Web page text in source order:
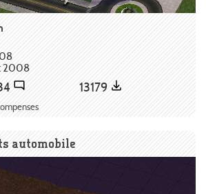
2008
13179
automobile